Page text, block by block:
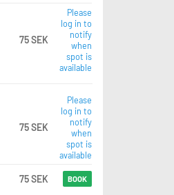
75 SEK
Please
log in to
notify
when
spot is
available
75 SEK
Please
log in to
notify
when
spot is
available
75 SEK BOOK